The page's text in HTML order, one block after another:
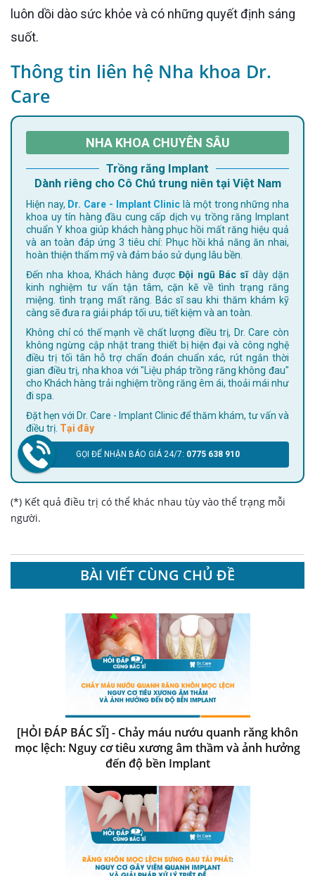
luôn dồi dào sức khỏe và có những quyết định sáng
suốt.
Thông tin liên hệ Nha khoa Dr.
Care
NHA KHOA CHUYÊN SÂU
Trồng răng Implant
Dành riêng cho Cô Chú trung niên tại Việt Nam
Hiện nay, Dr. Care - Implant Clinic là một trong những nha
khoa uy tín hàng đầu cung cấp dịch vụ trồng răng Implant
chuẩn Y khoa giúp khách hàng phục hồi mất răng hiệu quả
và an toàn đáp ứng 3 tiêu chí: Phục hồi khả năng ăn nhai,
hoàn thiện thẩm mỹ và đảm bảo sử dụng lâu bền.
Đến nha khoa, Khách hàng đượcĐội ngũ Bác sĩdày dặn
kinh nghiệm tư vấn tận tâm, cặn kẽ về tình trạng răng
miệng. tình trạng mất răng. Bác sĩ sau khi thăm khám kỹ
càng sẽ đưa ra giải pháp tối ưu, tiết kiệm và an toàn.
Không chỉ có thế mạnh về chất lượng điều trị, Dr. Care còn
không ngừng cập nhật trang thiết bị hiện đại và công nghệ
điều trị tối tân hỗ trợ chẩn đoán chuẩn xác, rút ngắn thời
gian điều trị, nha khoa với "Liệu pháp trồng răng không đau"
cho Khách hàng trải nghiệm trồng răng êm ái, thoải mái như
đi spa.
Đặt hẹn với Dr. Care - Implant Clinic để thăm khám, tư vấn và
điều trị. Tại đây
GỌI ĐỂ NHẬN BÁO GIÁ 24/7: 0775 638 910
(*) Kết quả điều trị có thể khác nhau tùy vào thể trạng mỗi
người.
BÀI VIẾT CÙNG CHỦ ĐỀ
[HỎI ĐÁP BÁC SĨ] - Chảy máu nướu quanh răng khôn
mọc lệch: Nguy cơ tiêu xương âm thầm và ảnh hưởng
đến độ bền Implant